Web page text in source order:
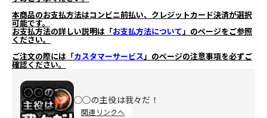
本商品のお支払方法はコンビニ前払い、クレジットカード決済が選択
可能です。
お支払方法の詳しい説明は「お支払方法について 」のページをご参照
ください。
ご注文の際には「カスタマーサービス 」のページの注意事項を必ずご
確認ください。
◯◯の主役は我々だ！
関連リンクへ